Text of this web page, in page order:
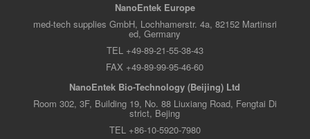
NanoEntek Europe
med-tech supplies GmbH, Lochhamerstr. 4a, 82152 Martinsri
ed, Germany
TEL +49-89-21-55-38-43
FAX +49-89-99-95-46-60
NanoEntek Bio-Technology (Beijing) Ltd
Room 302, 3F, Building 19, No. 88 Liuxiang Road, Fengtai Di
strict, Bejing
TEL +86-10-5920-7980